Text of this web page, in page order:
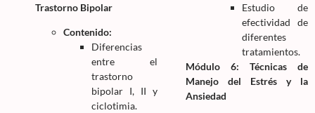
Trastorno Bipolar
Contenido:
Diferencias
entre el
trastorno
bipolar I, II y
ciclotimia.
Estudio de
efectividad de
diferentes
tratamientos.
Módulo 6: Técnicas de
Manejo del Estrés y la
Ansiedad